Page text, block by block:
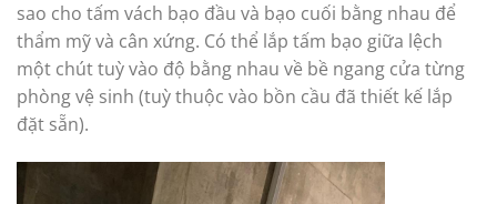
sao cho tấm vách bạo đầu và bạo cuối bằng nhau để
thẩm mỹ và cân xứng. Có thể lắp tấm bạo giữa lệch
một chút tuỳ vào độ bằng nhau về bề ngang cửa từng
phòng vệ sinh (tuỳ thuộc vào bồn cầu đã thiết kế lắp
đặt sẵn).